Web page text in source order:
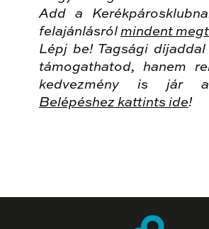
Add a
felajánlásról mindent
Lépj be! Tagsági
támogathatod, hanem
kedvezmény is jár
Belépéshez kattints ide!